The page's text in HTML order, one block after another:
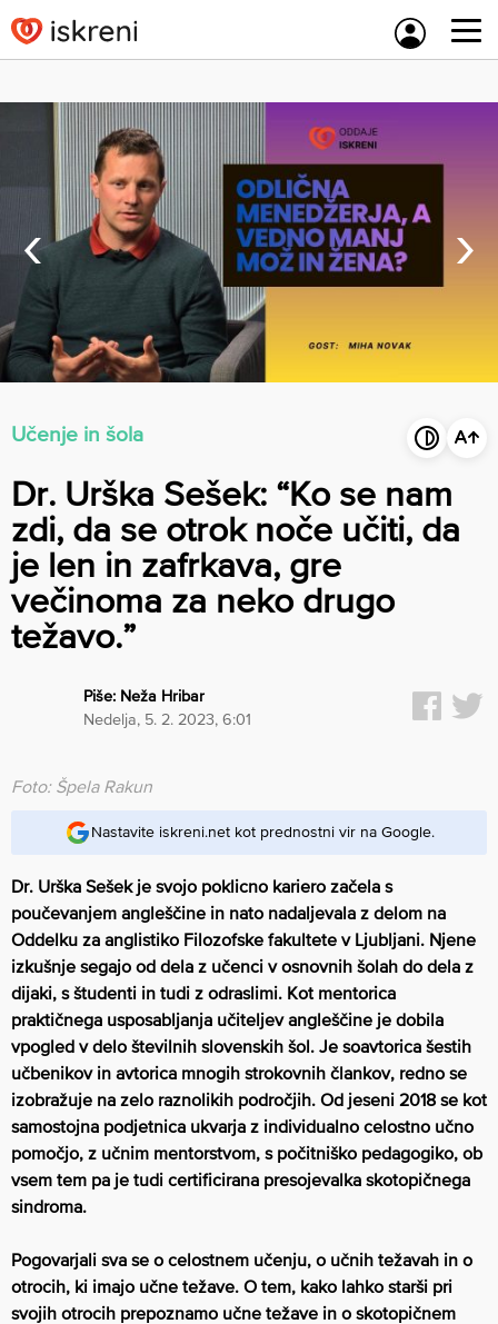
to
content
‹ ›
Učenje in šola
Dr. Urška Sešek: “Ko se nam
zdi, da se otrok noče učiti, da
je len in zafrkava, gre
večinoma za neko drugo
težavo.”
Piše: Neža Hribar
nedelja, 5. 2. 2023, 6:01
Foto: Špela Rakun
Nastavite iskreni.net kot prednostni vir na Google.
Dr. Urška Sešek je svojo poklicno kariero začela s
poučevanjem angleščine in nato nadaljevala z delom na
Oddelku za anglistiko Filozofske fakultete v Ljubljani. Njene
izkušnje segajo od dela z učenci v osnovnih šolah do dela z
dijaki, s študenti in tudi z odraslimi. Kot mentorica
praktičnega usposabljanja učiteljev angleščine je dobila
vpogled v delo številnih slovenskih šol. Je soavtorica šestih
učbenikov in avtorica mnogih strokovnih člankov, redno se
izobražuje na zelo raznolikih področjih. Od jeseni 2018 se kot
samostojna podjetnica ukvarja z individualno celostno učno
pomočjo, z učnim mentorstvom, s počitniško pedagogiko, ob
vsem tem pa je tudi certificirana presojevalka skotopičnega
sindroma.
Pogovarjali sva se o celostnem učenju, o učnih težavah in o
otrocih, ki imajo učne težave. O tem, kako lahko starši pri
svojih otrocih prepoznamo učne težave in o skotopičnem